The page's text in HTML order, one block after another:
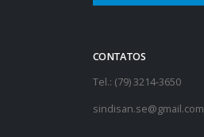
CONTATOS
Tel.: (79) 3214-3650
sindisan.se@gmail.com